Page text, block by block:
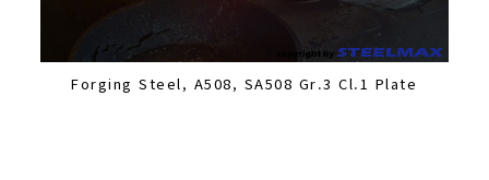
Forging Steel, A508, SA508 Gr.3 Cl.1 Plate